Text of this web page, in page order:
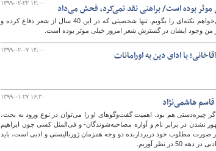
۱۳۹۹-۰۲-۲۲ ۱۲:۰۰ بوده است/ براهنی نقد نمی‌کرد، فحش می‌داد
خسرو احتشامی، شاعر پیشکسوت اصفهانی گفت: بدون تعارف می‌خواهم نکته‌ای را بگویم. تنها شخصیتی که در این 40 سال از شعر دفاع کرده و
وجود ایشان در گسترش شعر امروز خیلی موثر بوده است.
۱۳۹۹-۰۲-۰۷ ۱۴:۰۰
۱۳۹۹-۰۱-۲۷ ۱۶:۳۰ هاشمی‌نژاد
چیره‌دستی هم بود. اهمیت گفت‌وگوهای او را می‌توان در نوع ورود به بحث،
نشدن در برابر نام و آوازه مصاحبه‌شوندگان- و فی‌المثل کسی چون ابراهیم
صورت مطلوب خود دربردارنده دو وجه همزمان ژورنالیستی و ادبی است، باید
نظر آوریم.